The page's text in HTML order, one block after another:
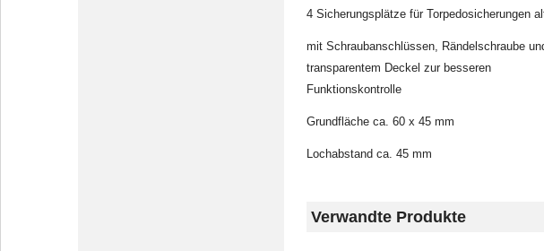
4 Sicherungsplätze für Torpedosicherungen
mit Schraubanschlüssen, Rändelschraube
transparentem Deckel zur besseren
Funktionskontrolle
Grundfläche ca. 60 x 45 mm
Lochabstand ca. 45 mm
Verwandte Produkte